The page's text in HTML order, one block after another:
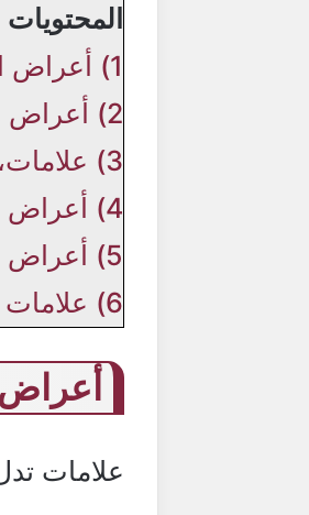
المحتويات
1)
أعراض
2)
أعراض
3)
4)
أعراض
5)
أعراض
6)
أعراض
علامات